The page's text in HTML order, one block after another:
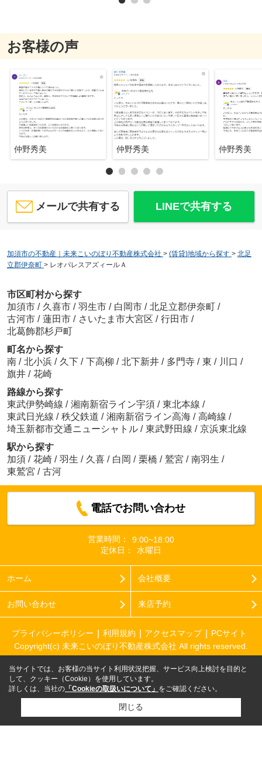
お客様の声
仲野秀美 仲野秀美 仲野秀美
メールで共有する LINEで共有する
加須市の不動産｜未来こいのぼり不動産株式会社 > (賃貸)地域から探す > 北足
立郡伊奈町 > レオパレスアズィールＡ
市区町村から探す
加須市 / 久喜市 / 羽生市 / 白岡市 / 北足立郡伊奈町 /
古河市 / 蓮田市 / さいたま市大宮区 / 行田市 /
北葛飾郡杉戸町
町名から探す
南 / 北小浜 / 久下 / 下高柳 / 北下新井 / 多門寺 / 東 / 川口 /
旗井 / 花崎
路線から探す
東武伊勢崎線 / 湘南新宿ライン宇須 / 東北本線 /
東武日光線 / 秩父鉄道 / 湘南新宿ライン高海 / 高崎線 /
埼玉新都市交通ニューシャトル / 東武野田線 / 京浜東北線
駅から探す
加須 / 花崎 / 羽生 / 久喜 / 白岡 / 栗橋 / 鷲宮 / 南羽生 /
東鷲宮 / 古河
電話でお問い合わせ
営業時間：
9:00~18:00
定休日：
水曜日
ホーム 会社概要
お問い合わせ 来店予約
プライバシーポリシー 利用規約 アクセスマップ
PCサイト
Copyright(c) 未来こいのぼり不動産株式会社 All rights reserved.
当サイトでは、お客様の当サイト利用状況把握、サービス向上検討を目的と
して、クッキー（Cookie）を使用しています。
詳しくは、当社の 「Cookieの取扱いについて」 をご確認ください。
閉じる